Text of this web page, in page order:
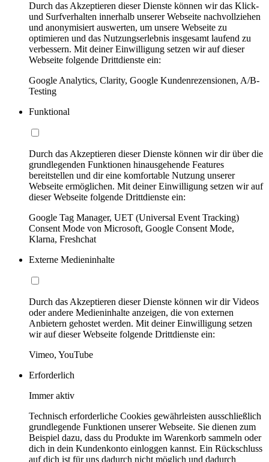
Durch das Akzeptieren dieser Dienste können wir das Klick-
und Surfverhalten innerhalb unserer Webseite nachvollziehen
und anonymisiert auswerten, um unsere Webseite zu
optimieren und das Nutzungserlebnis insgesamt laufend zu
verbessern. Mit deiner Einwilligung setzen wir auf dieser
Webseite folgende Drittdienste ein:
Google Analytics, Clarity, Google Kundenrezensionen, A/B-
Testing
Funktional
Durch das Akzeptieren dieser Dienste können wir dir über die
grundlegenden Funktionen hinausgehende Features
bereitstellen und dir eine komfortable Nutzung unserer
Webseite ermöglichen. Mit deiner Einwilligung setzen wir auf
dieser Webseite folgende Drittdienste ein:
Google Tag Manager, UET (Universal Event Tracking)
Consent Mode von Microsoft, Google Consent Mode,
Klarna, Freshchat
Externe Medieninhalte
Durch das Akzeptieren dieser Dienste können wir dir Videos
oder andere Medieninhalte anzeigen, die von externen
Anbietern gehostet werden. Mit deiner Einwilligung setzen
wir auf dieser Webseite folgende Drittdienste ein:
Vimeo, YouTube
Erforderlich
Immer aktiv
Technisch erforderliche Cookies gewährleisten ausschließlich
grundlegende Funktionen unserer Webseite. Sie dienen zum
Beispiel dazu, dass du Produkte im Warenkorb sammeln oder
dich in dein Kundenkonto einloggen kannst. Ein Rückschluss
auf dich ist für uns dadurch nicht möglich und dadurch